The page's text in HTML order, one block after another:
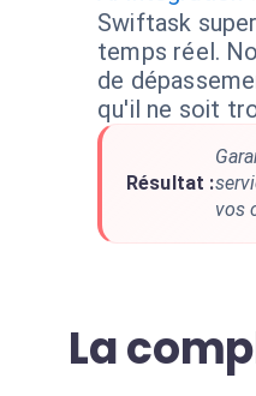
Swiftask
temps réel.
de
qu'il ne soit
Résultat :
vos
La